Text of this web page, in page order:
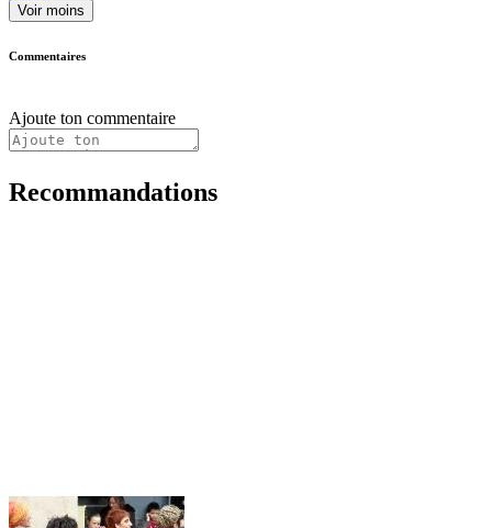
Voir moins
Commentaires
Ajoute ton commentaire
Recommandations